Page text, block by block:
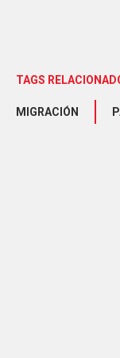
TAGS
MIGRACIÓN